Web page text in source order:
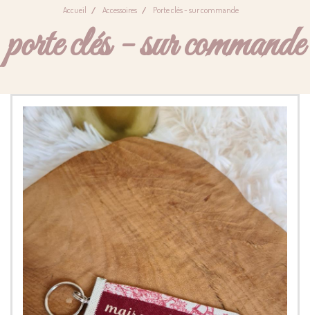
Accueil Accessoires Porte clés - sur commande
porte clés - sur commande